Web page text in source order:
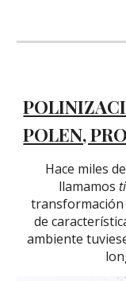
POLEN,
Hace miles
llamamos
transformación
de
ambiente